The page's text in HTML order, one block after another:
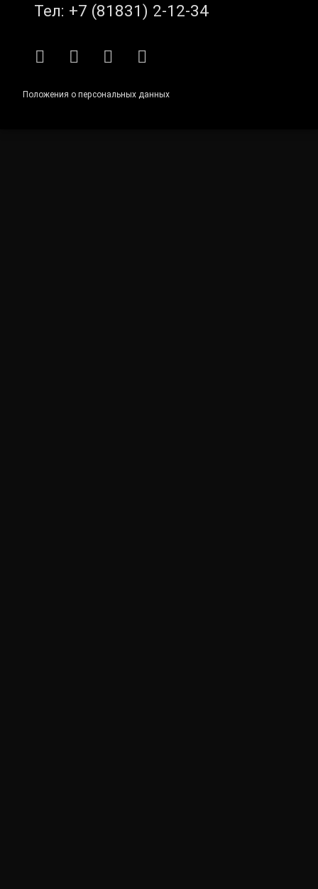
Тел: +7 (81831) 2-12-34
RSS E-mailВКонтакте
Telegram
Положения о персональных данных